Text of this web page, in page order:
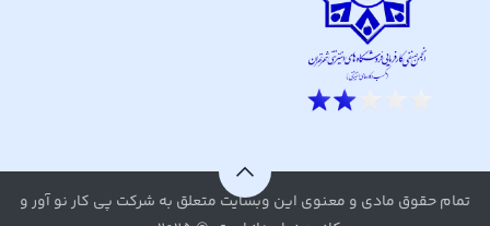
تمام حقوق مادی و معنوی این وبسایت متعلق به شرکت پی کار نو آور و